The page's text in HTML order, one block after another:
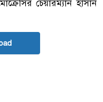
চেয়ারম্যান হাসান